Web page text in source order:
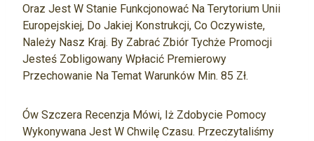
Oraz Jest W Stanie Funkcjonować Na Terytorium Unii
Europejskiej, Do Jakiej Konstrukcji, Co Oczywiste,
Należy Nasz Kraj. By Zabrać Zbiór Tychże Promocji
Jesteś Zobligowany Wpłacić Premierowy
Przechowanie Na Temat Warunków Min. 85 Zł.
Ów Szczera Recenzja Mówi, Iż Zdobycie Pomocy
Wykonywana Jest W Chwilę Czasu. Przeczytaliśmy